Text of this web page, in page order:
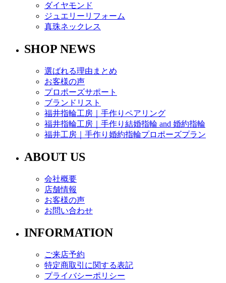
ダイヤモンド
ジュエリーリフォーム
真珠ネックレス
SHOP NEWS
選ばれる理由まとめ
お客様の声
プロポーズサポート
ブランドリスト
福井指輪工房｜手作りペアリング
福井指輪工房｜手作り結婚指輪 and 婚約指輪
福井工房｜手作り婚約指輪プロポーズプラン
ABOUT US
会社概要
店舗情報
お客様の声
お問い合わせ
INFORMATION
ご来店予約
特定商取引に関する表記
プライバシーポリシー